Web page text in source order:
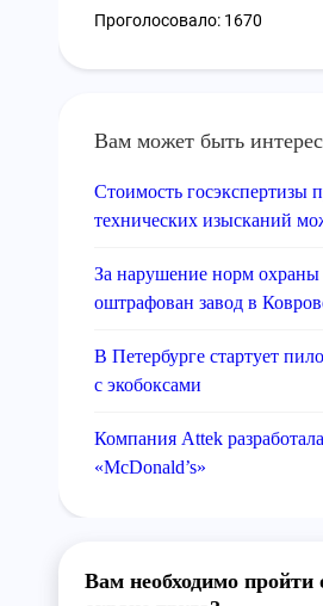
Проголосовало: 1670
Вам может быть
Стоимость госэкспертизы
технических изысканий
За нарушение норм охраны
оштрафован завод в
В Петербурге стартует
с экобоксами
Компания Attek
«McDonald’s»
Вам необходимо пройти